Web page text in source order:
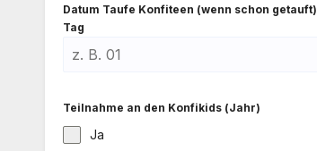
Datum Tau­fe Kon­fi­teen (wenn schon getauft)
Tag
Teil­nah­me an den Kon­fi­kids (Jahr)
Ja